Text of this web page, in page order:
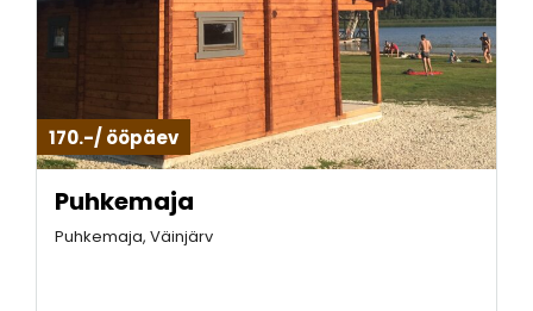
170.-/ ööpäev
Puhkemaja
Puhkemaja, Väinjärv